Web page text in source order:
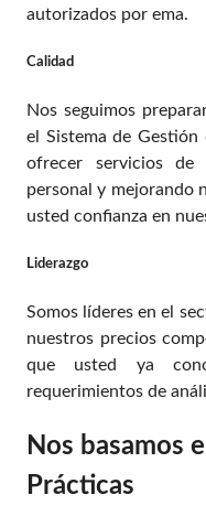
autorizados por ema.
Calidad
Nos seguimos
el Sistema de Gestión
ofrecer servicios de
personal y mejorando
usted confianza en
Liderazgo
Somos líderes en el
nuestros precios
que usted ya
requerimientos de
Nos basamos
Prácticas